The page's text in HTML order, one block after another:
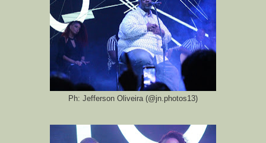
Ph: Jefferson Oliveira (@jn.photos13)